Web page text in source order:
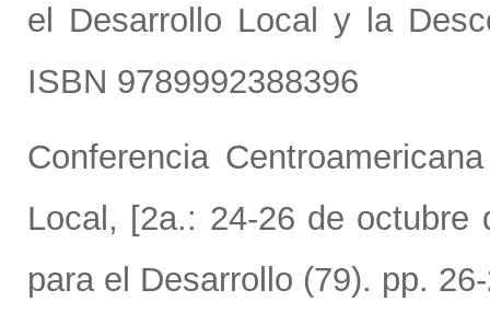
el Desarrollo Local y la
ISBN 9789992388396
Conferencia
Local, [2a.: 24-26 de octubre
para el Desarrollo (79). pp.